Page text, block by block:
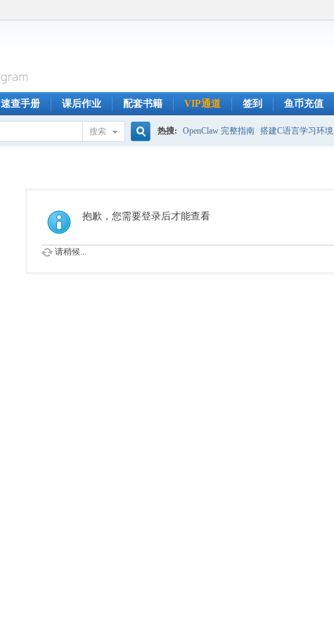
速查手册 课后作业 配套书籍 VIP通道 签到 鱼币充值
搜索
索
热搜: OpenClaw 完整指南 搭建C语言学习环境
抱歉，您需要登录后才能查看
请稍候...